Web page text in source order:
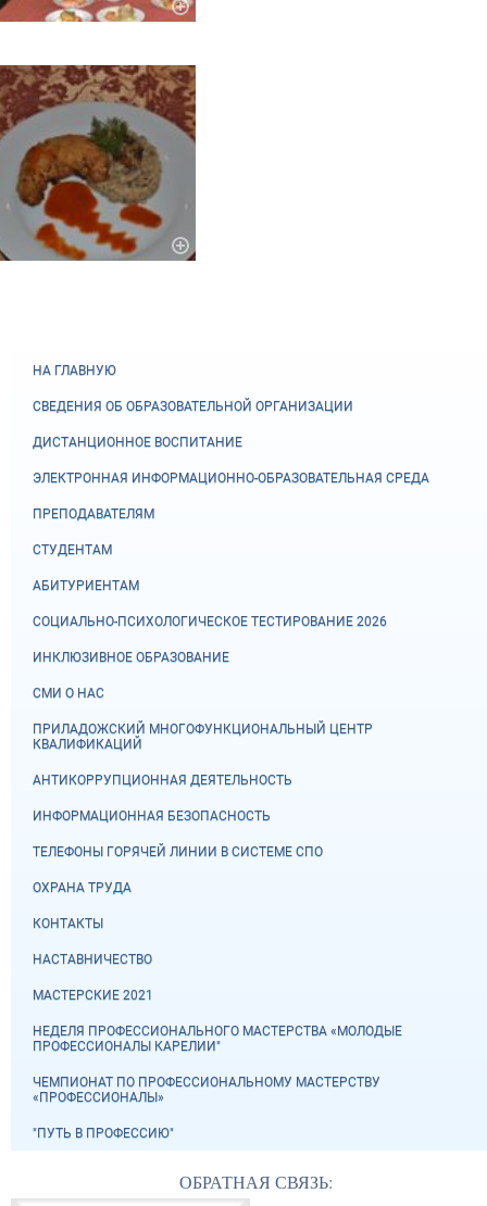
НА ГЛАВНУЮ
СВЕДЕНИЯ ОБ ОБРАЗОВАТЕЛЬНОЙ ОРГАНИЗАЦИИ
ДИСТАНЦИОННОЕ ВОСПИТАНИЕ
ЭЛЕКТРОННАЯ ИНФОРМАЦИОННО-ОБРАЗОВАТЕЛЬНАЯ СРЕДА
ПРЕПОДАВАТЕЛЯМ
СТУДЕНТАМ
АБИТУРИЕНТАМ
СОЦИАЛЬНО-ПСИХОЛОГИЧЕСКОЕ ТЕСТИРОВАНИЕ 2026
ИНКЛЮЗИВНОЕ ОБРАЗОВАНИЕ
СМИ О НАС
ПРИЛАДОЖСКИЙ МНОГОФУНКЦИОНАЛЬНЫЙ ЦЕНТР
КВАЛИФИКАЦИЙ
АНТИКОРРУПЦИОННАЯ ДЕЯТЕЛЬНОСТЬ
ИНФОРМАЦИОННАЯ БЕЗОПАСНОСТЬ
ТЕЛЕФОНЫ ГОРЯЧЕЙ ЛИНИИ В СИСТЕМЕ СПО
ОХРАНА ТРУДА
КОНТАКТЫ
НАСТАВНИЧЕСТВО
МАСТЕРСКИЕ 2021
НЕДЕЛЯ ПРОФЕССИОНАЛЬНОГО МАСТЕРСТВА «МОЛОДЫЕ
ПРОФЕССИОНАЛЫ КАРЕЛИИ"
ЧЕМПИОНАТ ПО ПРОФЕССИОНАЛЬНОМУ МАСТЕРСТВУ
«ПРОФЕССИОНАЛЫ»
"ПУТЬ В ПРОФЕССИЮ"
ОБРАТНАЯ СВЯЗЬ: